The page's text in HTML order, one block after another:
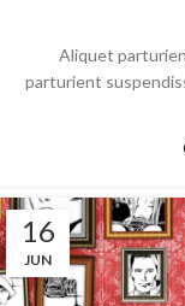
Aliquet
parturient
16
JUN